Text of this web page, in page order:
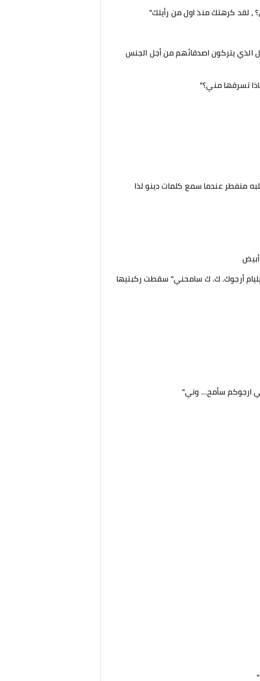
، لقد كرهتك منذ اول من رأيتك"
الذي يتركون اصدقائهم من أجل الجنس
تسرقها مني؟"
منفطر عندما سمع كلمات دينو لذا
أرجوك. ك. ك سامحني" سقطت ركبتيها
ارجوكم سأمح... وني"